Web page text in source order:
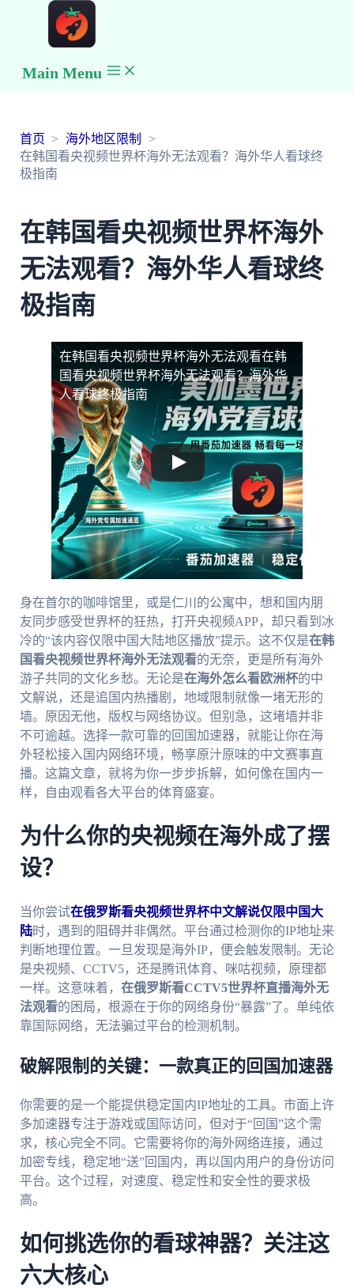
Main Menu
首页
海外地区限制
在韩国看央视频世界杯海外无法观看？海外华人看球终
极指南
在韩国看央视频世界杯海外
无法观看？海外华人看球终
极指南
在韩国看央视频世界杯海外无法观看在韩
国看央视频世界杯海外无法观看？海外华
人看球终极指南
身在首尔的咖啡馆里，或是仁川的公寓中，想和国内朋
友同步感受世界杯的狂热，打开央视频APP，却只看到冰
冷的“该内容仅限中国大陆地区播放”提示。这不仅是在韩
国看央视频世界杯海外无法观看的无奈，更是所有海外
游子共同的文化乡愁。无论是在海外怎么看欧洲杯的中
文解说，还是追国内热播剧，地域限制就像一堵无形的
墙。原因无他，版权与网络协议。但别急，这堵墙并非
不可逾越。选择一款可靠的回国加速器，就能让你在海
外轻松接入国内网络环境，畅享原汁原味的中文赛事直
播。这篇文章，就将为你一步步拆解，如何像在国内一
样，自由观看各大平台的体育盛宴。
为什么你的央视频在海外成了摆
设？
当你尝试在俄罗斯看央视频世界杯中文解说仅限中国大
陆时，遇到的阻碍并非偶然。平台通过检测你的IP地址来
判断地理位置。一旦发现是海外IP，便会触发限制。无论
是央视频、CCTV5，还是腾讯体育、咪咕视频，原理都
一样。这意味着， 在俄罗斯看CCTV5世界杯直播海外无
法观看的困局，根源在于你的网络身份“暴露”了。单纯依
靠国际网络，无法骗过平台的检测机制。
破解限制的关键：一款真正的回国加速器
你需要的是一个能提供稳定国内IP地址的工具。市面上许
多加速器专注于游戏或国际访问，但对于“回国”这个需
求，核心完全不同。它需要将你的海外网络连接，通过
加密专线，稳定地“送”回国内，再以国内用户的身份访问
平台。这个过程，对速度、稳定性和安全性的要求极
高。
如何挑选你的看球神器？关注这
六大核心